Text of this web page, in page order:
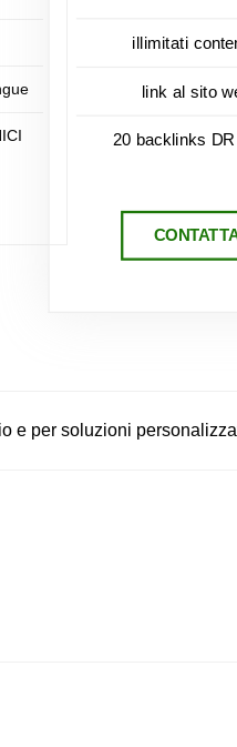
illimitati
link al sito
20 backlinks
e per soluzioni